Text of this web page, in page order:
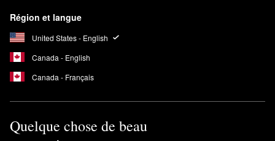
Région et langue
United States - English
Canada - English
Canada - Français
Quelque chose de beau